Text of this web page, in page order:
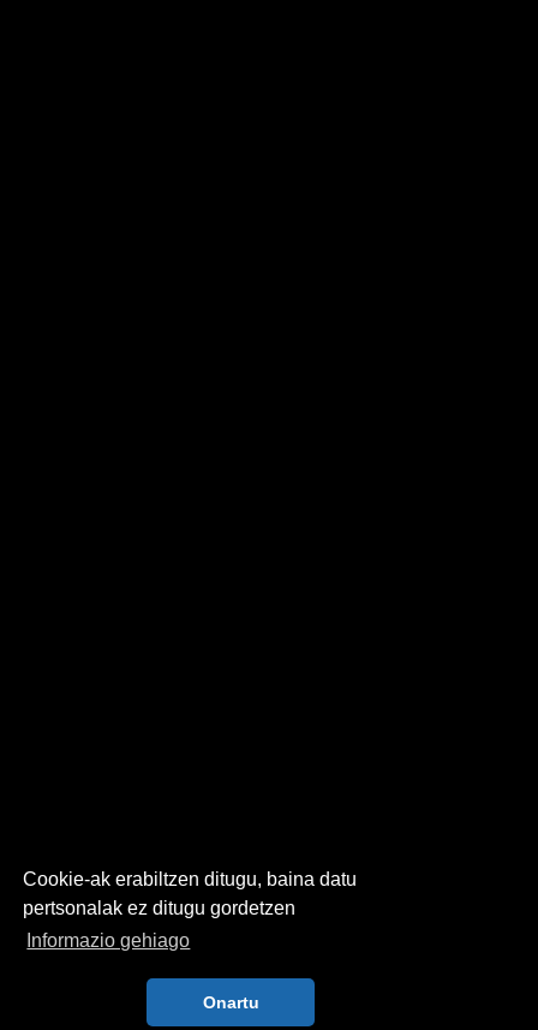
Cookie-ak erabiltzen ditugu, baina datu
pertsonalak ez ditugu gordetzen
Informazio gehiago
Onartu